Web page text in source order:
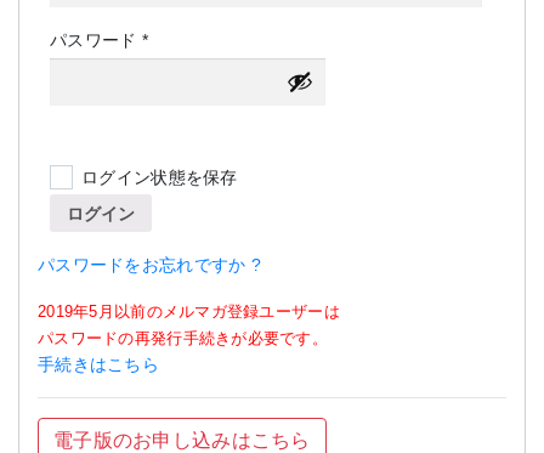
パスワード *必
須
ログイン状態を保存
ログイン
パスワードをお忘れですか ?
2019年5月以前のメルマガ登録ユーザーは
パスワードの再発行手続きが必要です。
手続きはこちら
電子版のお申し込みはこちら